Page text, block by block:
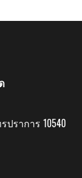
ราการ 10540